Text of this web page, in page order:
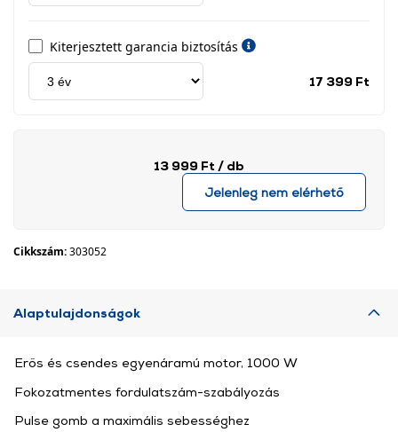
Kiterjesztett garancia biztosítás
17 399 Ft
13 999 Ft / db
Jelenleg nem elérhető
Cikkszám:303052
Alaptulajdonságok
Erős és csendes egyenáramú motor, 1000 W
Fokozatmentes fordulatszám-szabályozás
Pulse gomb a maximális sebességhez